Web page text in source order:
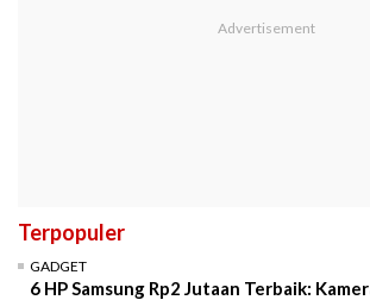
Terpopuler
GADGET
6 HP Samsung Rp2 Jutaan Terbaik: